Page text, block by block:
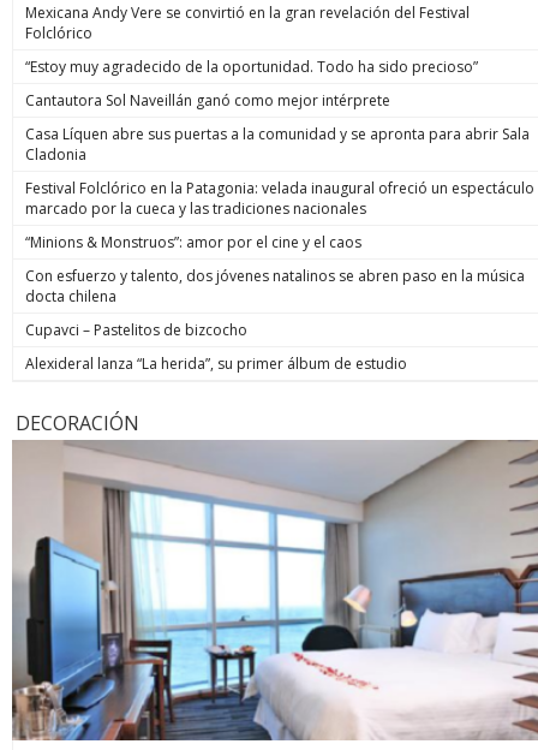
Mexicana Andy Vere se convirtió en la gran revelación del Festival
Folclórico
“Estoy muy agradecido de la oportunidad. Todo ha sido precioso”
Cantautora Sol Naveillán ganó como mejor intérprete
Casa Líquen abre sus puertas a la comunidad y se apronta para abrir Sala
Cladonia
Festival Folclórico en la Patagonia: velada inaugural ofreció un espectáculo
marcado por la cueca y las tradiciones nacionales
“Minions & Monstruos”: amor por el cine y el caos
Con esfuerzo y talento, dos jóvenes natalinos se abren paso en la música
docta chilena
Cupavci – Pastelitos de bizcocho
Alexideral lanza “La herida”, su primer álbum de estudio
DECORACIÓN